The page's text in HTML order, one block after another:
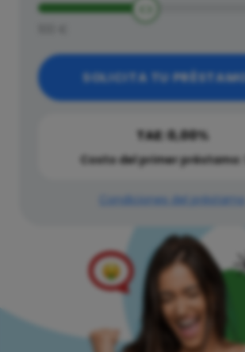
SOLICITA TU
TAE: 0,00%
Costo del primer préstamo:
Condiciones del préstamo